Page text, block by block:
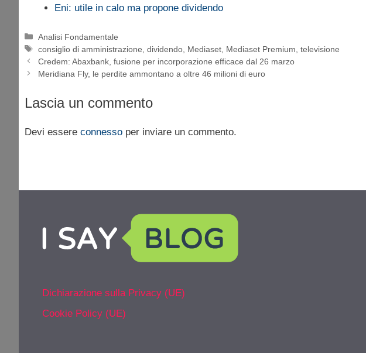
Eni: utile in calo ma propone dividendo
Categorie
Analisi Fondamentale
Tag
consiglio di amministrazione ,dividendo Mediaset Mediaset Premium ,televisione
Credem: Abaxbank, fusione per incorporazione efficace dal 26 marzo
Meridiana Fly, le perdite ammontano a oltre 46 milioni di euro
Lascia un commento
Devi essere connesso per inviare un commento.
Dichiarazione sulla Privacy (UE)
Cookie Policy (UE)